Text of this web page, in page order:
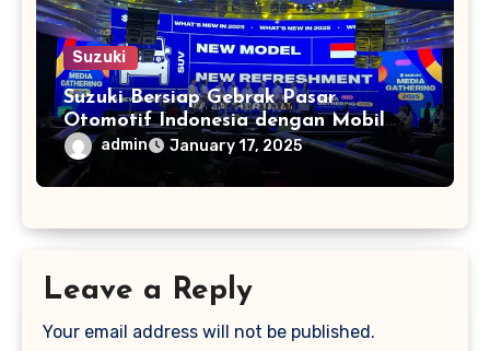
Suzuki
Suzuki Bersiap Gebrak Pasar
Otomotif Indonesia dengan Mobil
Baruadmin January 17, 2025
Leave a Reply
Your email address will not be published.